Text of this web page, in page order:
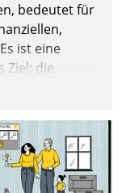
bedeutet für
ist eine
Ziel: die
Damit
Grundregeln